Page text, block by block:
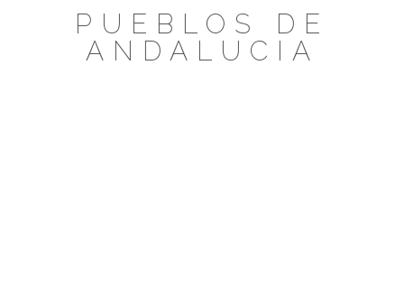
PUEBLOS DE
ANDALUCIA